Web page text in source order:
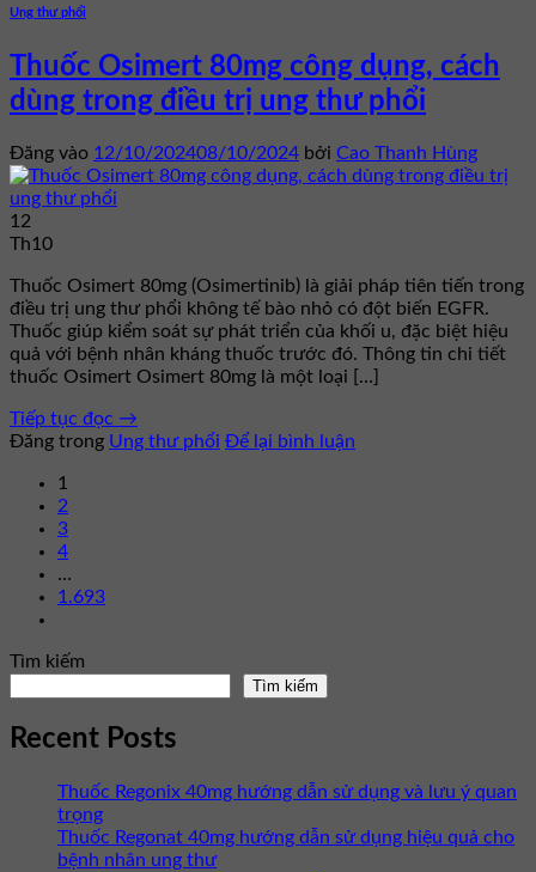
Ung thư phổi
Thuốc Osimert 80mg công dụng, cách
dùng trong điều trị ung thư phổi
Đăng vào 12/10/202408/10/2024 bởi Cao Thanh Hùng
12
Th10
Thuốc Osimert 80mg (Osimertinib) là giải pháp tiên tiến trong
điều trị ung thư phổi không tế bào nhỏ có đột biến EGFR.
Thuốc giúp kiểm soát sự phát triển của khối u, đặc biệt hiệu
quả với bệnh nhân kháng thuốc trước đó. Thông tin chi tiết
thuốc Osimert Osimert 80mg là một loại […]
Tiếp tục đọc →
Đăng trong Ung thư phổi Để lại bình luận
1
2
3
4
…
1.693
Tìm kiếm
Tìm kiếm
Recent Posts
Thuốc Regonix 40mg hướng dẫn sử dụng và lưu ý quan
trọng
Thuốc Regonat 40mg hướng dẫn sử dụng hiệu quả cho
bệnh nhân ung thư